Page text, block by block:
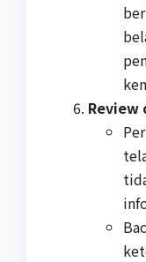
Review